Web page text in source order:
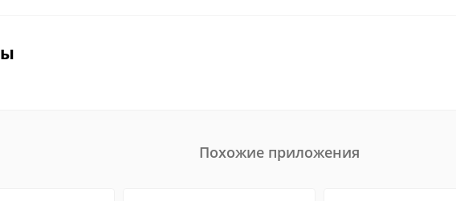
Похожие приложения